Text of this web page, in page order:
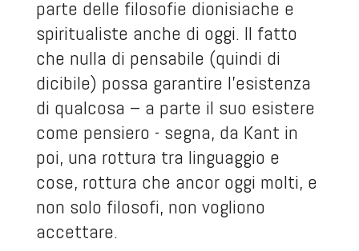
parte delle filosofie dionisiache e
spiritualiste anche di oggi. Il fatto
che nulla di pensabile (quindi di
dicibile) possa garantire l’esistenza
di qualcosa – a parte il suo esistere
come pensiero - segna, da Kant in
poi, una rottura tra linguaggio e
cose, rottura che ancor oggi molti, e
non solo filosofi, non vogliono
accettare.